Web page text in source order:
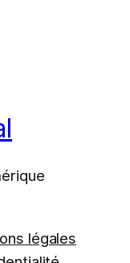
légales